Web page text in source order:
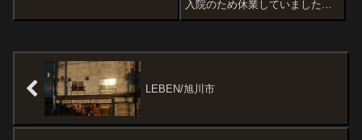
入院のため休業していました
が、にのまえという大衆食堂が
ら、にのまえと呼ぶのでしょ
ない（商い）」と...
LEBEN/旭川市